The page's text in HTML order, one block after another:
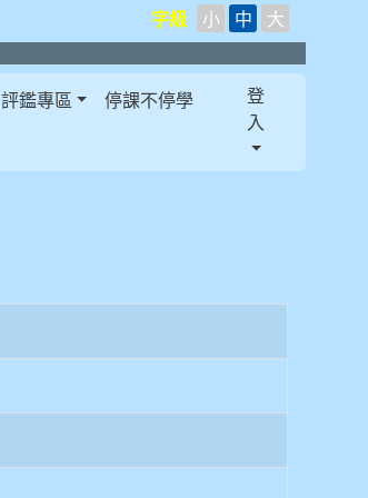
字級 小 中 大
評鑑專區 停課不停學
登
入